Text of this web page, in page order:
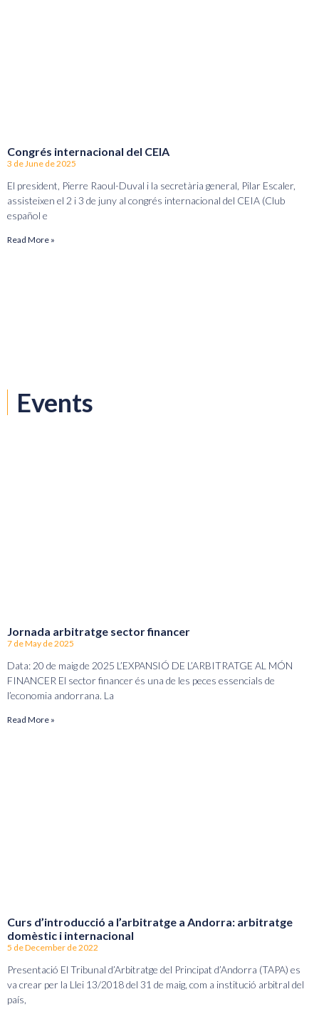
Congrés internacional del CEIA
3 de June de 2025
El president, Pierre Raoul-Duval i la secretària general, Pilar Escaler,
assisteixen el 2 i 3 de juny al congrés internacional del CEIA (Club
español e
Read More »
Events
Jornada arbitratge sector financer
7 de May de 2025
Data: 20 de maig de 2025 L’EXPANSIÓ DE L’ARBITRATGE AL MÓN
FINANCER El sector financer és una de les peces essencials de
l’economia andorrana. La
Read More »
Curs d’introducció a l’arbitratge a Andorra: arbitratge
domèstic i internacional
5 de December de 2022
Presentació El Tribunal d’Arbitratge del Principat d’Andorra (TAPA) es
va crear per la Llei 13/2018 del 31 de maig, com a institució arbitral del
país,